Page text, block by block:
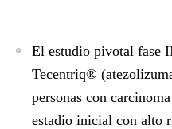
El estudio pivotal fase
Tecentriq®
personas con
estadio inicial con alto